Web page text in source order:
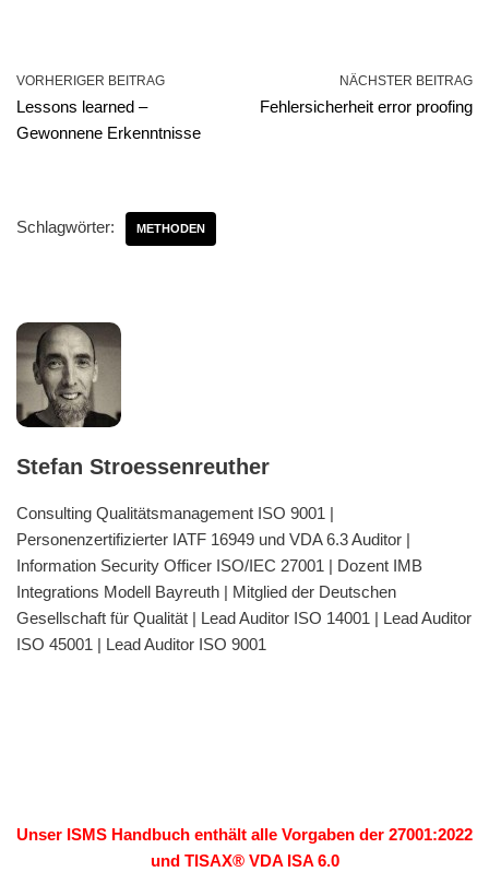
VORHERIGER BEITRAG
Lessons learned –
Gewonnene Erkenntnisse
NÄCHSTER BEITRAG
Fehlersicherheit error proofing
Schlagwörter: METHODEN
Stefan Stroessenreuther
Consulting Qualitätsmanagement ISO 9001 |
Personenzertifizierter IATF 16949 und VDA 6.3 Auditor |
Information Security Officer ISO/IEC 27001 | Dozent IMB
Integrations Modell Bayreuth | Mitglied der Deutschen
Gesellschaft für Qualität | Lead Auditor ISO 14001 | Lead Auditor
ISO 45001 | Lead Auditor ISO 9001
Unser ISMS Handbuch enthält alle Vorgaben der 27001:2022
und TISAX® VDA ISA 6.0